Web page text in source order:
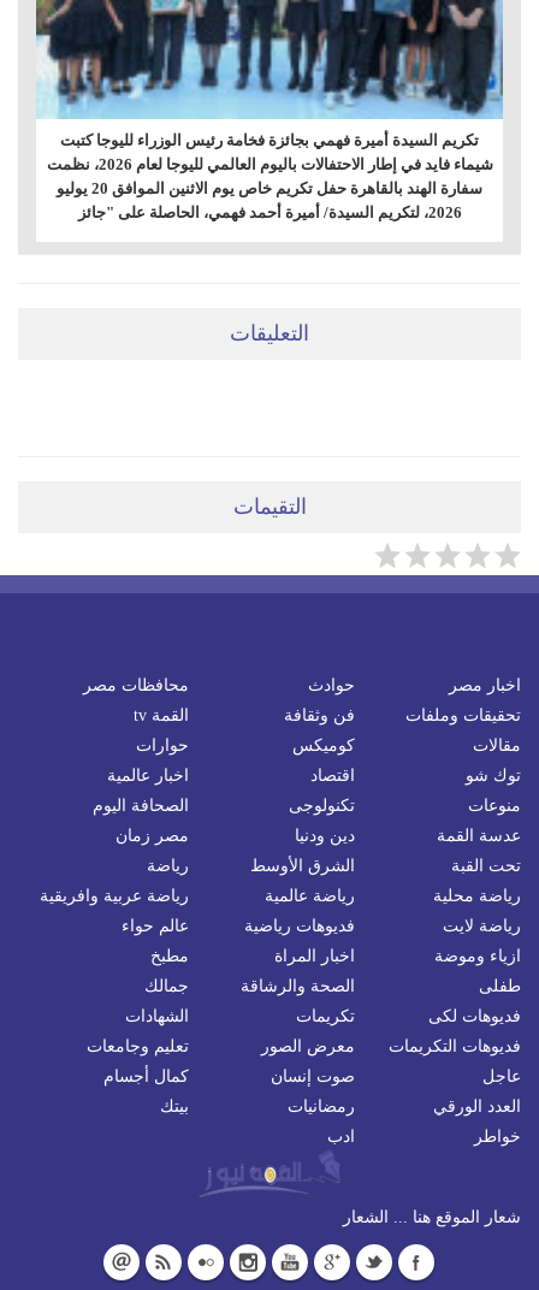
تكريم السيدة أميرة فهمي بجائزة فخامة رئيس الوزراء لليوجا كتبت
شيماء فايد في إطار الاحتفالات باليوم العالمي لليوجا لعام 2026، نظمت
سفارة الهند بالقاهرة حفل تكريم خاص يوم الاثنين الموافق 20 يوليو
2026، لتكريم السيدة/ أميرة أحمد فهمي، الحاصلة على "جائز
التعليقات
التقيمات
اخبار مصر حوادث
محافظات مصر
تحقيقات وملفات
فن وثقافة
القمة tv
مقالات
كوميكس
حوارات
توك شو
اقتصاد
اخبار عالمية
منوعات
تكنولوجى
الصحافة اليوم
عدسة القمة
دين ودنيا
مصر زمان
تحت القبة
الشرق الأوسط
رياضة
رياضة محلية
رياضة عالمية
رياضة عربية وافريقية
رياضة لايت
فديوهات رياضية
عالم حواء
ازياء وموضة
اخبار المراة
مطبخ
طفلى
الصحة والرشاقة
جمالك
فديوهات لكى
تكريمات
الشهادات
فديوهات التكريمات
معرض الصور
تعليم وجامعات
عاجل
صوت إنسان
كمال أجسام
العدد الورقي
رمضانيات
بيتك
خواطر
ادب
شعار الموقع هنا ... الشعار